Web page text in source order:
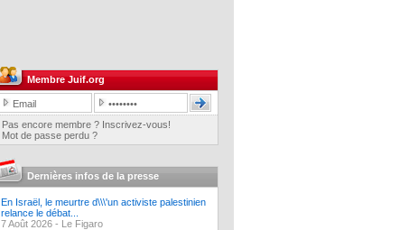
Membre Juif.org
Pas encore membre ? Inscrivez-vous!
Mot de passe perdu ?
Dernières infos de la presse
En Israël, le meurtre d\\\'un activiste palestinien
relance le débat...
7 Août 2026 - Le Figaro